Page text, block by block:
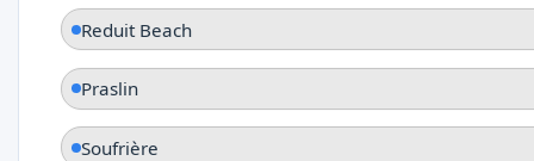
Reduit Beach
Praslin
Soufrière